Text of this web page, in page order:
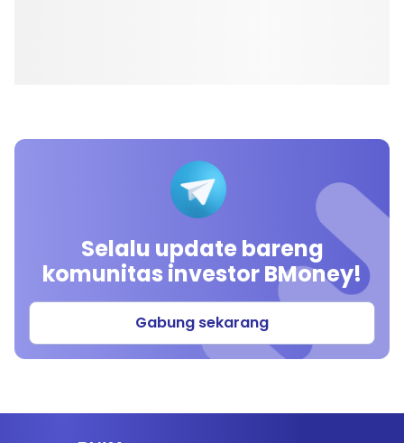
Selalu update bareng
komunitas investor BMoney!
Gabung sekarang